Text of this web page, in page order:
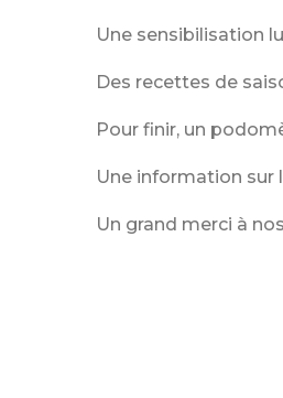
Une sensibilisation
Des recettes de
Pour finir, un
Une information sur
Un grand merci à